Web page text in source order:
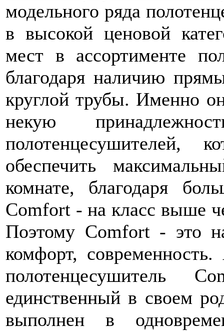
модельного ряда
в высокой ценовой
мест в ассортименте
благодаря наличию
круглой трубы. Именно
некую
полотенцесушителей,
обеспечить
комнате, благодаря
Comfort - на класс выше
Поэтому Comfort - это
комфорт,
единственный в своем
выполнен в